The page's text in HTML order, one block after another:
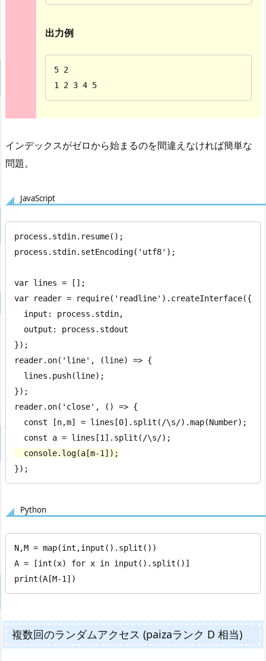
出力例
5 2
1 2 3 4 5
インデックスがゼロから始まるのを間違えなければ簡単な
問題。
JavaScript
process.stdin.resume();
process.stdin.setEncoding('utf8');
var lines = [];
var reader = require('readline').createInterface({
});
reader.on('line', (line) => {
});
reader.on('close', () => {
  console.log(a[m-1]);
});
Python
N,M = map(int,input().split())
A = [int(x) for x in input().split()]
print(A[M-1])
複数回のランダムアクセス (paizaランク D 相当)